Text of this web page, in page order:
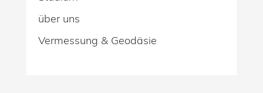
über uns
Vermessung & Geodäsie